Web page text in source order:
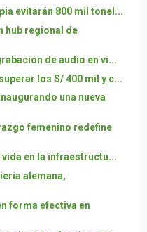
evitarán 800 mil tonel...
hub regional de
de audio en vi...
los S/ 400 mil y c...
una nueva
femenino redefine
en la infraestructu...
alemana,
forma efectiva en